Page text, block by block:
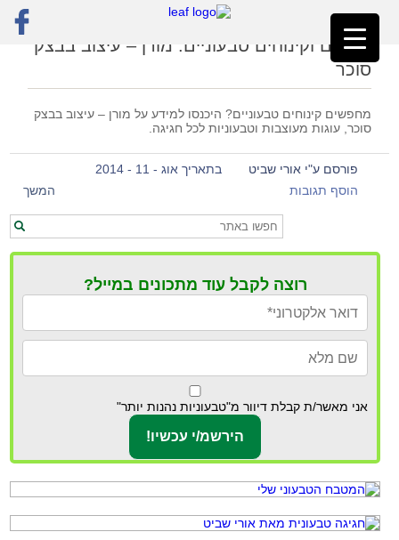
ראשי»מורן - עיצוב בבצק סוכר
מאפים וקינוחים טבעוניים: מורן – עיצוב בבצק
סוכר
מחפשים קינוחים טבעוניים? היכנסו למידע על מורן – עיצוב בבצק
סוכר, עוגות מעוצבות וטבעוניות לכל חגיגה.
פורסם ע"י אורי שביט
בתאריך אוג - 11 - 2014
הוסף תגובות
המשך
רוצה לקבל עוד מתכונים במייל?
אני מאשר/ת קבלת דיוור מ"טבעוניות נהנות יותר"